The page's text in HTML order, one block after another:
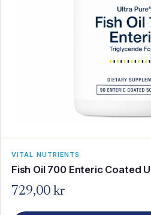
VITAL NUTRIENTS
Fish Oil 700 Enteric Coated
729,00 kr